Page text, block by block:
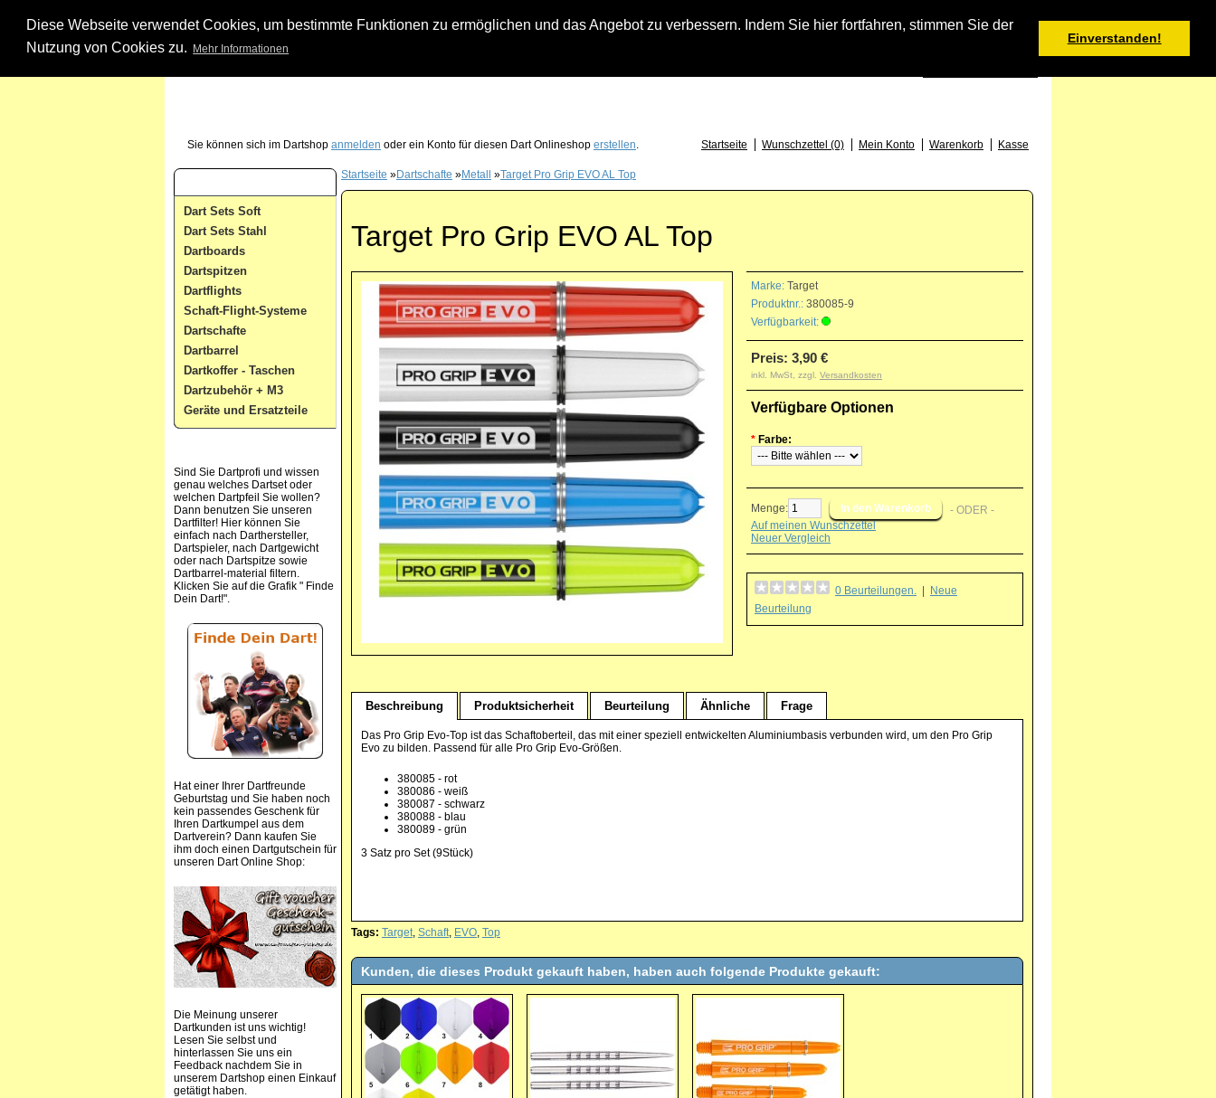
Diese Webseite verwendet Cookies, um bestimmte Funktionen zu ermöglichen und das Angebot zu verbessern. Indem Sie hier fortfahren, stimmen Sie der
Nutzung von Cookies zu.
Mehr Informationen
Einverstanden!
Warenkorb
Sie können sich im Dartshop anmelden oder ein Konto für diesen Dart Onlineshop erstellen. Startseite Wunschzettel (0) Mein Konto Warenkorb Kasse
Dart Sets Soft
Dart Sets Stahl
Dartboards
Dartspitzen
Dartflights
Schaft-Flight-Systeme
Dartschafte
Dartbarrel
Dartkoffer - Taschen
Dartzubehör + M3
Geräte und Ersatzteile
Sind Sie Dartprofi und wissen
genau welches Dartset oder
welchen Dartpfeil Sie wollen?
Dann benutzen Sie unseren
Dartfilter! Hier können Sie
einfach nach Darthersteller,
Dartspieler, nach Dartgewicht
oder nach Dartspitze sowie
Dartbarrel-material filtern.
Klicken Sie auf die Grafik " Finde
Dein Dart!".
Hat einer Ihrer Dartfreunde
Geburtstag und Sie haben noch
kein passendes Geschenk für
Ihren Dartkumpel aus dem
Dartverein? Dann kaufen Sie
ihm doch einen Dartgutschein für
unseren Dart Online Shop:
Die Meinung unserer
Dartkunden ist uns wichtig!
Lesen Sie selbst und
hinterlassen Sie uns ein
Feedback nachdem Sie in
unserem Dartshop einen Einkauf
getätigt haben.
Startseite »Dartschafte »Metall »Target Pro Grip EVO AL Top
Target Pro Grip EVO AL Top
Marke: Target
Produktnr.: 380085-9
Verfügbarkeit:
Preis: 3,90 €
inkl. MwSt, zzgl. Versandkosten
Verfügbare Optionen
* Farbe:
Menge:
- ODER -
Auf meinen Wunschzettel
Neuer Vergleich
0 Beurteilungen.
Neue
Beurteilung
Beschreibung Produktsicherheit Beurteilung Ähnliche Frage
Das Pro Grip Evo-Top ist das Schaftoberteil, das mit einer speziell entwickelten Aluminiumbasis verbunden wird, um den Pro Grip
Evo zu bilden. Passend für alle Pro Grip Evo-Größen.
380085 - rot
380086 - weiß
380087 - schwarz
380088 - blau
380089 - grün
3 Satz pro Set (9Stück)
Tags: Target, Schaft, EVO, Top
Kunden, die dieses Produkt gekauft haben, haben auch folgende Produkte gekauft: